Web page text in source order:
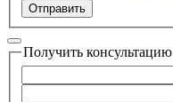
Отправить
Получить консультацию